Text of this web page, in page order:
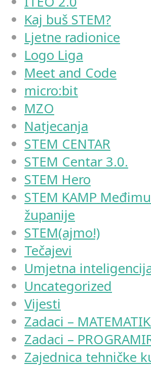
Kaj buš STEM?
Ljetne radionice
Logo Liga
Meet and Code
micro:bit
MZO
Natjecanja
STEM CENTAR
STEM Centar 3.0.
STEM Hero
STEM KAMP
županije
STEM(ajmo!)
Tečajevi
Umjetna
Uncategorized
Vijesti
Zadaci –
Zadaci –
Zajednica tehničke